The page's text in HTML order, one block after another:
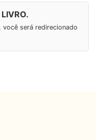
você será redirecionado